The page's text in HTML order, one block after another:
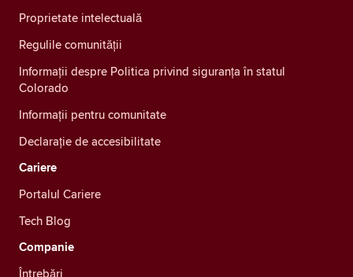
Proprietate intelectuală
Regulile comunității
Informații despre Politica privind siguranța în statul
Colorado
Informații pentru comunitate
Declarație de accesibilitate
Cariere
Portalul Cariere
Tech Blog
Companie
Întrebări